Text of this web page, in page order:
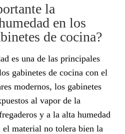
la
en los
de cocina?
es una de las principales
gabinetes de cocina con el
modernos, los gabinetes
al vapor de la
y a la alta humedad
el material no tolera bien la